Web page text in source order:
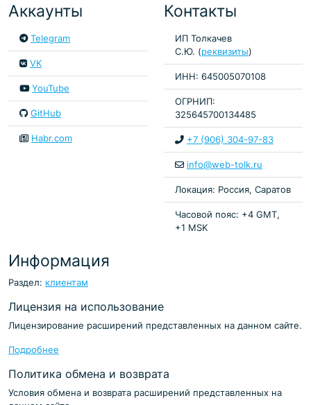
Аккаунты
Telegram
VK
YouTube
GitHub
Habr.com
Контакты
ИП Толкачев
С.Ю. (реквизиты)
ИНН: 645005070108
ОГРНИП:
325645700134485
+7 (906) 304-97-83
info@web-tolk.ru
Локация: Россия, Саратов
Часовой пояс: +4 GMT,
+1 MSK
Информация
Раздел: клиентам
Лицензия на использование
Лицензирование расширений представленных на данном сайте.
Подробнее
Политика обмена и возврата
Условия обмена и возврата расширений представленных на